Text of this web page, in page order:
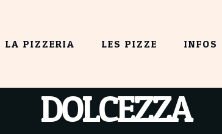
LA PIZZERIA LES PIZZE INFOS
DOLCEZZA